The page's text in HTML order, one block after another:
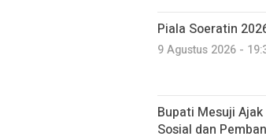
Piala Soeratin
9 Agustus 2026 -
Bupati Mesuji
Sosial dan